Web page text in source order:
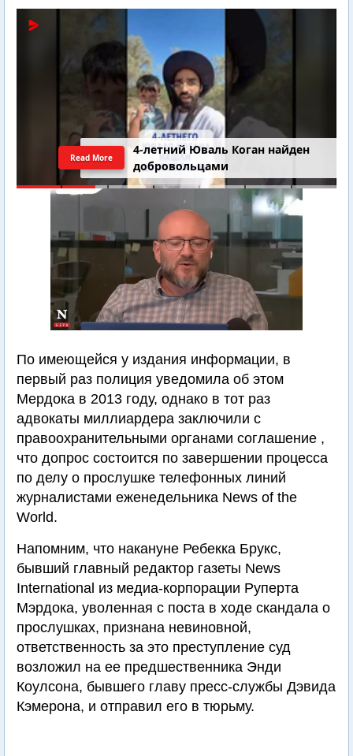
4-летний Юваль Коган найден
добровольцами
Read More
По имеющейся у издания информации, в
первый раз полиция уведомила об этом
Мердока в 2013 году, однако в тот раз
адвокаты миллиардера заключили с
правоохранительными органами соглашение ,
что допрос состоится по завершении процесса
по делу о прослушке телефонных линий
журналистами еженедельника News of the
World.
Напомним, что накануне Ребекка Брукс,
бывший главный редактор газеты News
International из медиа-корпорации Руперта
Мэрдока, уволенная с поста в ходе скандала о
прослушках, признана невиновной,
ответственность за это преступление суд
возложил на ее предшественника Энди
Коулсона, бывшего главу пресс-службы Дэвида
Кэмерона, и отправил его в тюрьму.